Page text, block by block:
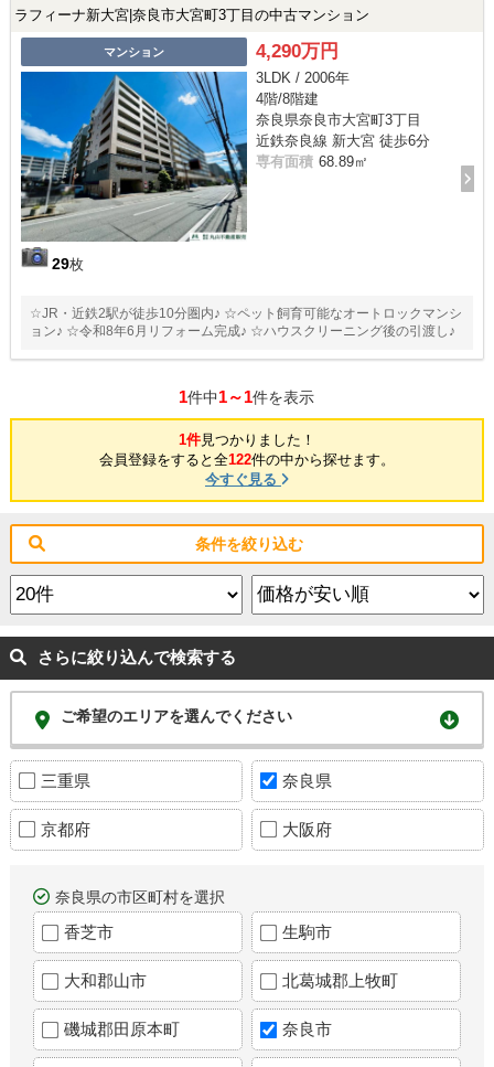
ラフィーナ新大宮|奈良市大宮町3丁目の中古マンション
マンション
29枚
4,290万円
3LDK / 2006年
4階/8階建
奈良県奈良市大宮町3丁目
近鉄奈良線 新大宮 徒歩6分
専有面積 68.89㎡
☆JR・近鉄2駅が徒歩10分圏内♪ ☆ペット飼育可能なオートロックマンシ
ョン♪ ☆令和8年6月リフォーム完成♪ ☆ハウスクリーニング後の引渡し♪
1件中1～1件を表示
1件見つかりました！
会員登録をすると全122件の中から探せます。
今すぐ見る
条件を絞り込む
さらに絞り込んで検索する
ご希望のエリアを選んでください
三重県 奈良県
京都府 大阪府
奈良県の市区町村を選択
香芝市 生駒市
大和郡山市 北葛城郡上牧町
磯城郡田原本町 奈良市